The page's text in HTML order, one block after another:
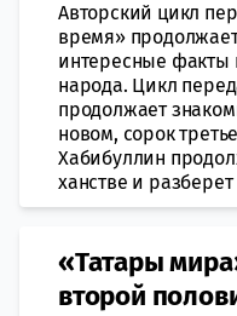
Авторский цикл
время»
интересные факты
народа. Цикл
продолжает
новом, сорок
Хабибуллин
ханстве и
«Татары
второй